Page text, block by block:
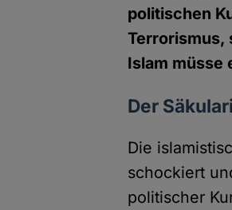
politischen
Terrorismus,
Islam müsse
Der
Die
schockiert
politischer